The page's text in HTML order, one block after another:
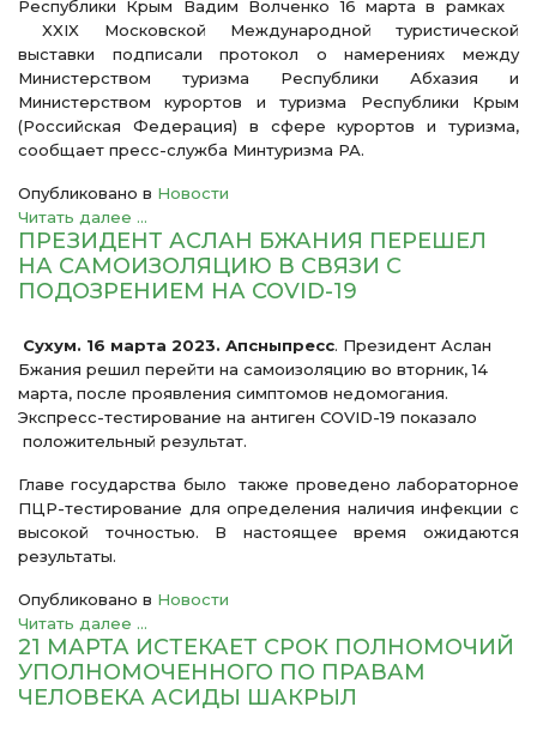
Республики Крым Вадим Волченко 16 марта в рамках
XXIX Московской Международной туристической
выставки подписали протокол о намерениях между
Министерством туризма Республики Абхазия и
Министерством курортов и туризма Республики Крым
(Российская Федерация) в сфере курортов и туризма,
сообщает пресс-служба Минтуризма РА.
Опубликовано в Новости
Читать далее ...
ПРЕЗИДЕНТ АСЛАН БЖАНИЯ ПЕРЕШЕЛ
НА САМОИЗОЛЯЦИЮ В СВЯЗИ С
ПОДОЗРЕНИЕМ НА COVID-19
Сухум. 16 марта 2023. Апсныпресс. Президент Аслан
Бжания решил перейти на самоизоляцию во вторник, 14
марта, после проявления симптомов недомогания.
Экспресс-тестирование на антиген COVID-19 показало
положительный результат.
Главе государства было также проведено лабораторное
ПЦР-тестирование для определения наличия инфекции с
высокой точностью. В настоящее время ожидаются
результаты.
Опубликовано в Новости
Читать далее ...
21 МАРТА ИСТЕКАЕТ СРОК ПОЛНОМОЧИЙ
УПОЛНОМОЧЕННОГО ПО ПРАВАМ
ЧЕЛОВЕКА АСИДЫ ШАКРЫЛ